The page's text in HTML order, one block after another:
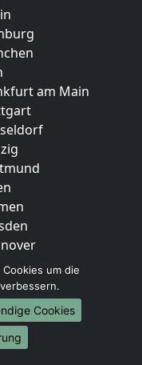
am Main
um die
Cookies